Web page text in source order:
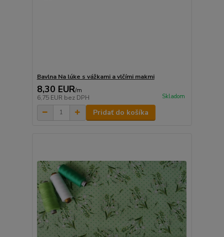
Bavlna Na lúke s vážkami a vlčími makmi
8,30 EUR/m
6,75 EUR bez DPH Skladom
Pridať do košíka